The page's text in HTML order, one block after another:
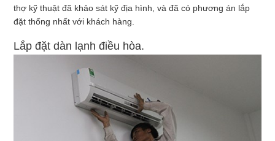
thợ kỹ thuật đã khảo sát kỹ địa hình, và đã có phương án lắp
đặt thống nhất với khách hàng.
Lắp đặt dàn lạnh điều hòa.